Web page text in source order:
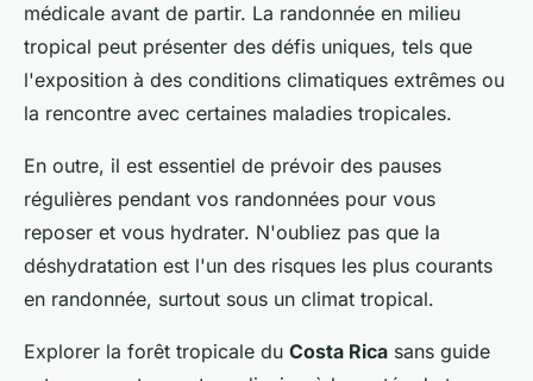
médicale avant de partir. La randonnée en milieu
tropical peut présenter des défis uniques, tels que
l'exposition à des conditions climatiques extrêmes ou
la rencontre avec certaines maladies tropicales.
En outre, il est essentiel de prévoir des pauses
régulières pendant vos randonnées pour vous
reposer et vous hydrater. N'oubliez pas que la
déshydratation est l'un des risques les plus courants
en randonnée, surtout sous un climat tropical.
Explorer la forêt tropicale du Costa Rica sans guide